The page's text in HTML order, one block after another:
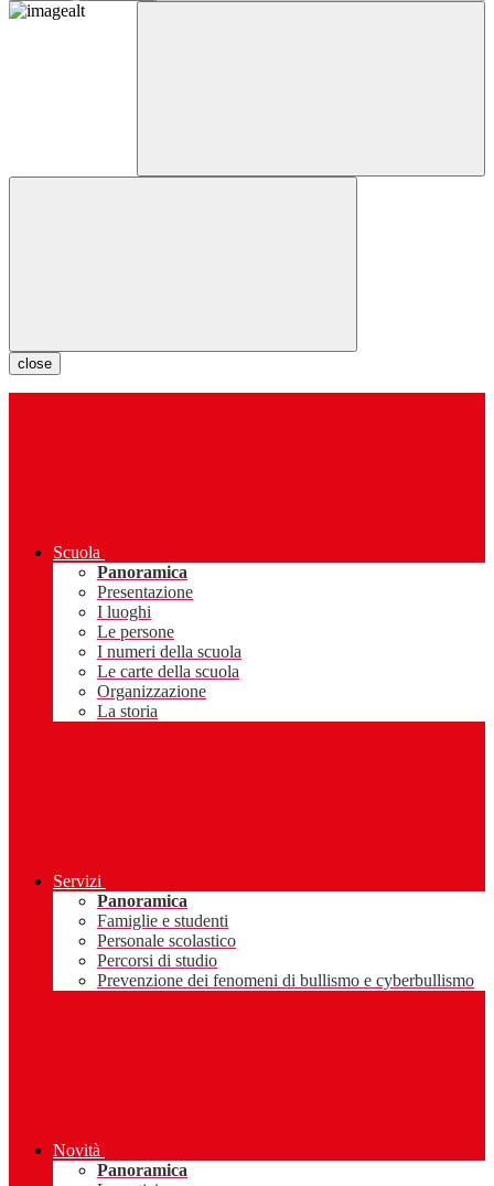
close
Scuola
Panoramica
Presentazione
I luoghi
Le persone
I numeri della scuola
Le carte della scuola
Organizzazione
La storia
Servizi
Panoramica
Famiglie e studenti
Personale scolastico
Percorsi di studio
Prevenzione dei fenomeni di bullismo e cyberbullismo
Novità
Panoramica